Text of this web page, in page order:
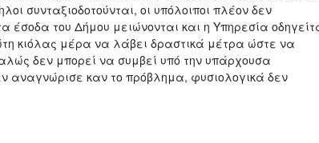
συνταξιοδοτούνται, οι υπόλοιποι πλέον δεν
του Δήμου μειώνονται και η Υπηρεσία
κιόλας μέρα να λάβει δραστικά μέτρα ώστε να
δεν μπορεί να συμβεί υπό την υπάρχουσα
αναγνώρισε καν το πρόβλημα, φυσιολογικά δεν